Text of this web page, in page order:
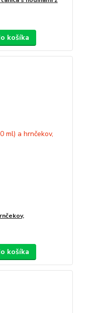
košíka
košíka